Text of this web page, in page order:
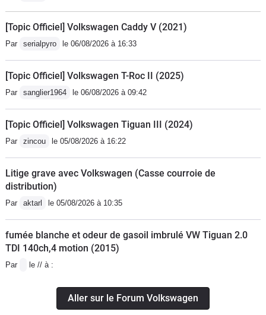
[Topic Officiel] Volkswagen Caddy V (2021)
Par serialpyro le 06/08/2026 à 16:33
[Topic Officiel] Volkswagen T-Roc II (2025)
Par sanglier1964 le 06/08/2026 à 09:42
[Topic Officiel] Volkswagen Tiguan III (2024)
Par zincou le 05/08/2026 à 16:22
Litige grave avec Volkswagen (Casse courroie de
distribution)
Par aktarl le 05/08/2026 à 10:35
fumée blanche et odeur de gasoil imbrulé VW Tiguan 2.0
TDI 140ch,4 motion (2015)
Par le // à :
Aller sur le Forum Volkswagen